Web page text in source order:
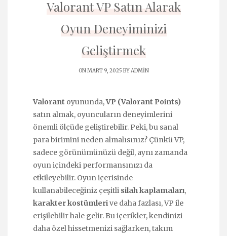
Valorant VP Satın Alarak
Oyun Deneyiminizi
Geliştirmek
ON MART 9, 2025 BYADMIN
Valorant oyununda,VP (Valorant Points)
satın almak, oyuncuların deneyimlerini
önemli ölçüde geliştirebilir. Peki, bu sanal
para birimini neden almalısınız? Çünkü VP,
sadece görünümünüzü değil, aynı zamanda
oyun içindeki performansınızı da
etkileyebilir. Oyun içerisinde
kullanabileceğiniz çeşitli silah kaplamaları,
karakter kostümlerive daha fazlası, VP ile
erişilebilir hale gelir. Bu içerikler, kendinizi
daha özel hissetmenizi sağlarken, takım